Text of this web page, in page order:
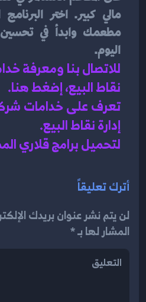
اليوم.
نقاط البيع، إضغط هنا.
إدارة نقاط البيع.
لتحميل برامج قلاري
أترك تعليقاً
لن يتم نشر عنوان بريدك
المشار لها بـ *